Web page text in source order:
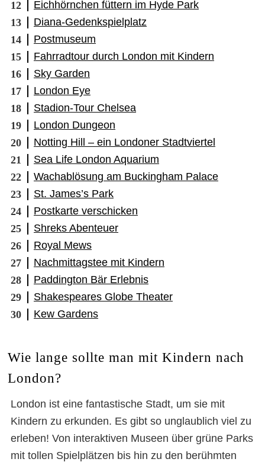
Eichhörnchen füttern im Hyde Park
Diana-Gedenkspielplatz
Postmuseum
Fahrradtour durch London mit Kindern
Sky Garden
London Eye
Stadion-Tour Chelsea
London Dungeon
Notting Hill – ein Londoner Stadtviertel
Sea Life London Aquarium
Wachablösung am Buckingham Palace
St. James’s Park
Postkarte verschicken
Shreks Abenteuer
Royal Mews
Nachmittagstee mit Kindern
Paddington Bär Erlebnis
Shakespeares Globe Theater
Kew Gardens
Wie lange sollte man mit Kindern nach
London?
London ist eine fantastische Stadt, um sie mit
Kindern zu erkunden. Es gibt so unglaublich viel zu
erleben! Von interaktiven Museen über grüne Parks
mit tollen Spielplätzen bis hin zu den berühmten